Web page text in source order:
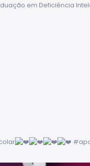
em Deficiência